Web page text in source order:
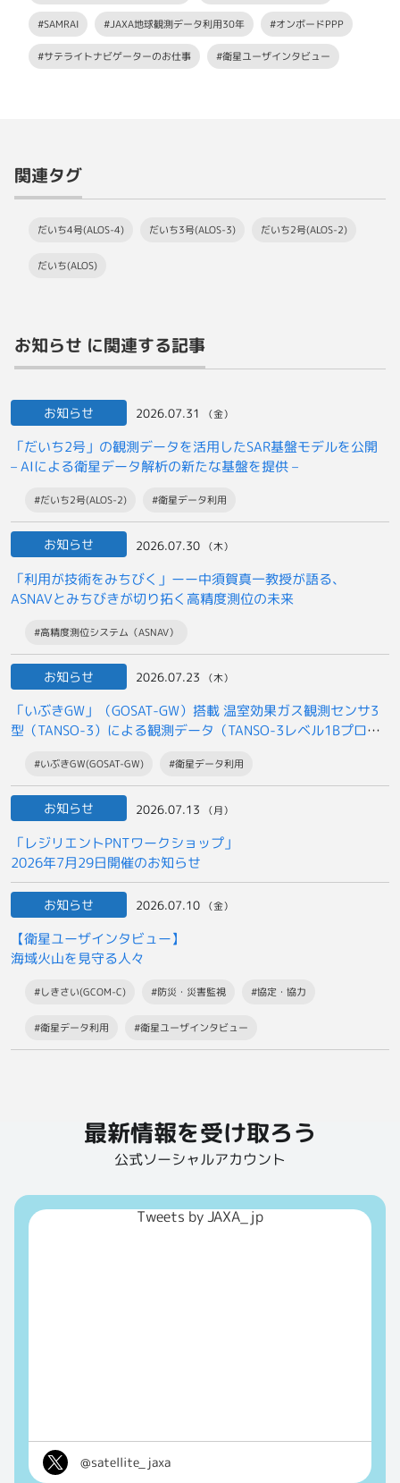
#SAMRAI #JAXA地球観測データ利用30年 #オンボードPPP
#サテライトナビゲーターのお仕事 #衛星ユーザインタビュー
関連タグ
だいち4号(ALOS-4) だいち3号(ALOS-3) だいち2号(ALOS-2)
だいち(ALOS)
お知らせ に関連する記事
お知らせ 2026.07.31 （金）
「だいち2号」の観測データを活用したSAR基盤モデルを公開
– AIによる衛星データ解析の新たな基盤を提供 –
#だいち2号(ALOS-2) #衛星データ利用
お知らせ 2026.07.30 （木）
「利用が技術をみちびく」ーー中須賀真一教授が語る、
ASNAVとみちびきが切り拓く高精度測位の未来
#高精度測位システム（ASNAV）
お知らせ 2026.07.23 （木）
「いぶきGW」（GOSAT-GW）搭載 温室効果ガス観測センサ3
型（TANSO-3）による観測データ（TANSO-3レベル1Bプロダ
一般提供開始について
#いぶきGW(GOSAT-GW) #衛星データ利用
お知らせ 2026.07.13 （月）
「レジリエントPNTワークショップ」
2026年7月29日開催のお知らせ
お知らせ 2026.07.10 （金）
【衛星ユーザインタビュー】
海域火山を見守る人々
#しきさい(GCOM-C) #防災・災害監視 #協定・協力
#衛星データ利用 #衛星ユーザインタビュー
最新情報を受け取ろう
公式ソーシャルアカウント
Tweets by JAXA_jp
@satellite_jaxa